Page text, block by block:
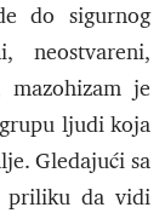
do sigurnog
neostvareni,
je
ljudi koja
Gledajući sa
priliku da vidi